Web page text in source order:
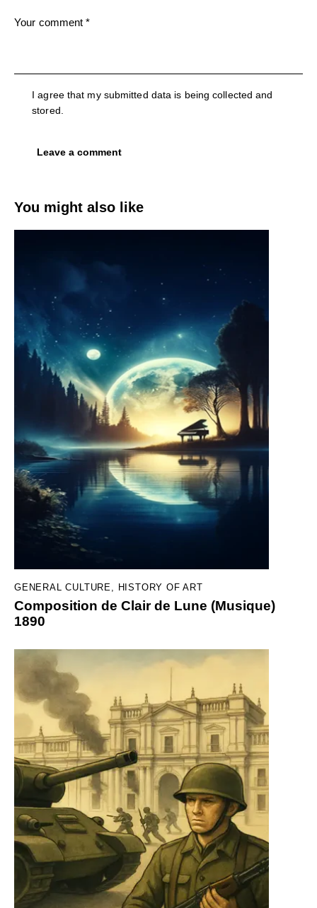
I agree that my submitted data is being collected and
stored.
You might also like
GENERAL CULTURE HISTORY OF ART
Composition de Clair de Lune (Musique)
1890